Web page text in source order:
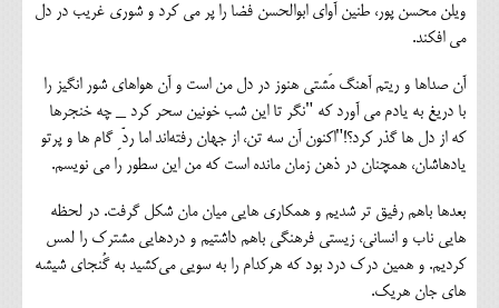
ویلن محسن پور، طنین آوای ابوالحسن فضا را پر می کرد و شوری غریب در دل
می افکند.
آن صداها و ریتم آهنگ مَشتی هنوز در دل من است و آن هواهای شور انگیز را
با دریغ به یادم می آورد که "نگر تا این شب خونین سحر کرد _ چه خنجرها
که از دل ها گذر کرد؟!"اکنون آن سه تن، از جهان رفته‌اند اما ردّ ِ گام ها و پرتو
یادهاشان، همچنان در ذهن زمان مانده است که من این سطور را می نویسم.
بعدها باهم رفیق تر شدیم و همکاری هایی میان مان شکل گرفت. در لحظه
هایی ناب و انسانی، زیستی فرهنگی باهم داشتیم و دردهایی مشترک را لمس
کردیم. و همین درک درد بود که هرکدام را به سویی می‌کشید به گُنجای شیشه
های جان هریک.